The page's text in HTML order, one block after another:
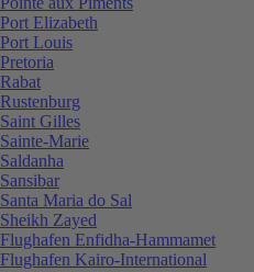
Port Elizabeth
Port Louis
Pretoria
Rabat
Rustenburg
Saint Gilles
Sainte-Marie
Saldanha
Sansibar
Santa Maria do Sal
Sheikh Zayed
Flughafen Enfidha-Hammamet
Flughafen Kairo-International